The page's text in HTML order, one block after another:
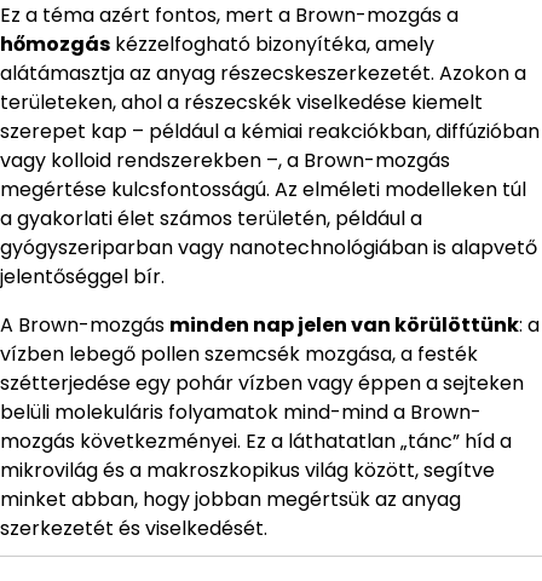
Ez a téma azért fontos, mert a Brown-mozgás a
hőmozgás kézzelfogható bizonyítéka, amely
alátámasztja az anyag részecskeszerkezetét. Azokon a
területeken, ahol a részecskék viselkedése kiemelt
szerepet kap – például a kémiai reakciókban, diffúzióban
vagy kolloid rendszerekben –, a Brown-mozgás
megértése kulcsfontosságú. Az elméleti modelleken túl
a gyakorlati élet számos területén, például a
gyógyszeriparban vagy nanotechnológiában is alapvető
jelentőséggel bír.
A Brown-mozgás minden nap jelen van körülöttünk: a
vízben lebegő pollen szemcsék mozgása, a festék
szétterjedése egy pohár vízben vagy éppen a sejteken
belüli molekuláris folyamatok mind-mind a Brown-
mozgás következményei. Ez a láthatatlan „tánc” híd a
mikrovilág és a makroszkopikus világ között, segítve
minket abban, hogy jobban megértsük az anyag
szerkezetét és viselkedését.